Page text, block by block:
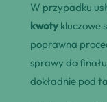
W przypadku
kwoty kluczowe
poprawna
sprawy do
dokładnie pod